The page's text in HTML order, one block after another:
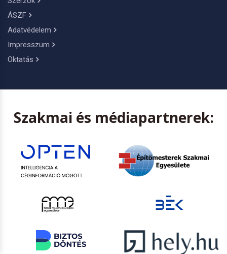
ÁSZF
Adatvédelem
Impresszum
Oktatás
Szakmai és médiapartnerek: